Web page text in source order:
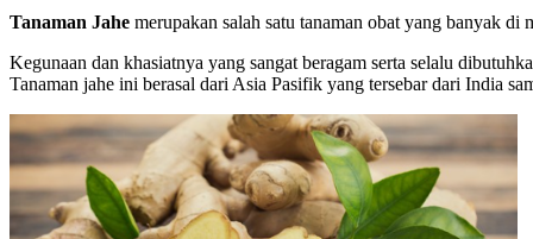
Tanaman Jahe merupakan salah satu tanaman obat yang banyak di
Kegunaan dan khasiatnya yang sangat beragam serta selalu
Tanaman jahe ini berasal dari Asia Pasifik yang tersebar dari India